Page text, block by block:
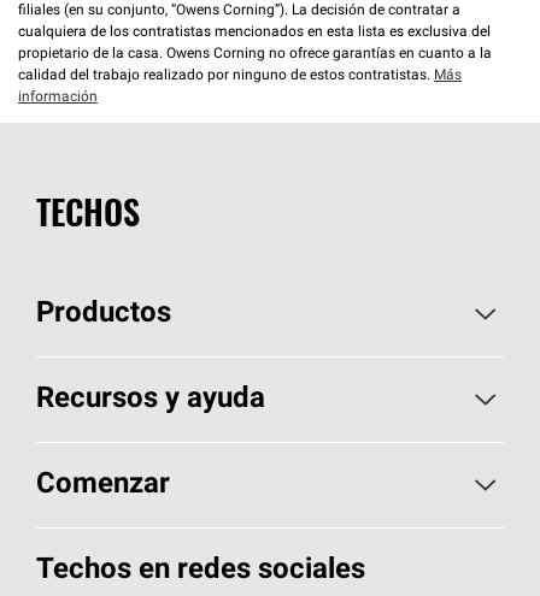
filiales (en su conjunto, “Owens Corning”). La decisión de contratar a
cualquiera de los contratistas mencionados en esta lista es exclusiva del
propietario de la casa. Owens Corning no ofrece garantías en cuanto a la
calidad del trabajo realizado por ninguno de estos contratistas. Más
información
TECHOS
Productos
Elija sus tejas
Encuentre un contratista
Componentes para techos
Recursos y ayuda
Aspectos básicos sobre techos
Herramientas de diseño y color
Comenzar
Llame al 1-800-GET-PINK®
Techos en redes sociales